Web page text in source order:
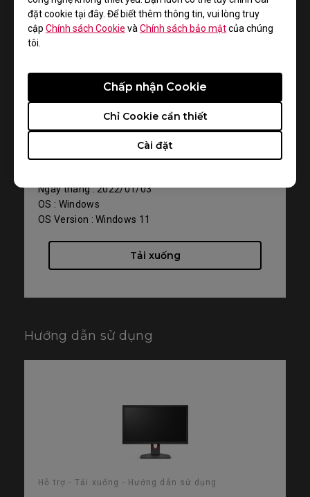
đặt cookie tại đây. Để biết thêm thông tin, vui lòng truy
cập Chính sách Cookie và Chính sách bảo mậtcủa chúng
tôi.
Cài đặt
Chỉ Cookie cần thiết
Chấp nhận Cookie
XL2540K
WHQL driver
Phiên bản : V001
Ngày tháng : 2022/01/03
OS : Windows
OS Version : Windows 11
Tải xuống
Hướng dẫn sử dụng
Hỗ trợ - Tải xuống - Hướng dẫn sử dụng